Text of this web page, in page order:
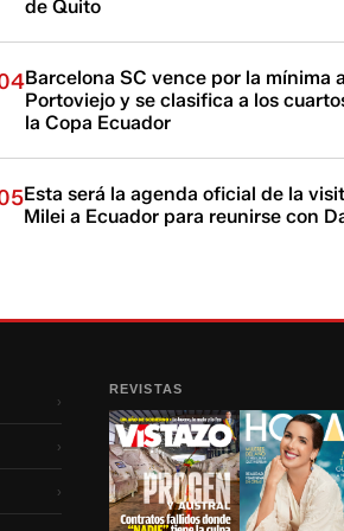
de Quito
Barcelona SC vence por la mínima
Portoviejo y se clasifica a los
la Copa Ecuador
Esta será la agenda oficial de la
Milei a Ecuador para reunirse con
›
›
›
REVISTAS